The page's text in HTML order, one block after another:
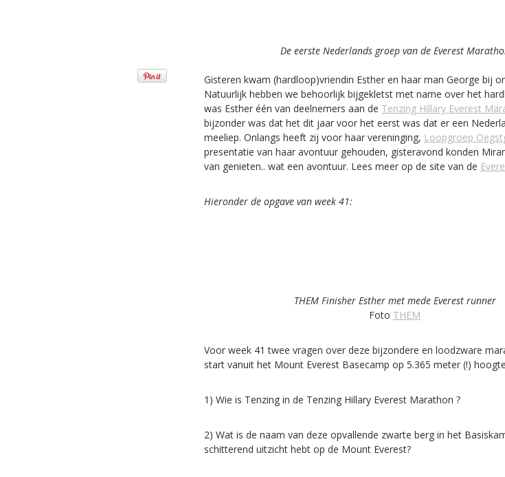
De eerste Nederlands groep van de Everest
Gisteren kwam (hardloop)vriendin Esther en haar man George bij
Natuurlijk hebben we behoorlijk bijgekletst met name over het
was Esther één van deelnemers aan de Tenzing Hillary Everest
bijzonder was dat het dit jaar voor het eerst was dat er een
meeliep. Onlangs heeft zij voor haar vereninging, Loopgroep
presentatie van haar avontuur gehouden, gisteravond konden
van genieten.. wat een avontuur. Lees meer op de site van de
Hieronder de opgave van week 41:
THEM Finisher Esther met mede Everest runner
Foto THEM
Voor week 41 twee vragen over deze bijzondere en loodzware
start vanuit het Mount Everest Basecamp op 5.365 meter (!)
1) Wie is Tenzing in de Tenzing Hillary Everest Marathon ?
2) Wat is de naam van deze opvallende zwarte berg in het
schitterend uitzicht hebt op de Mount Everest?